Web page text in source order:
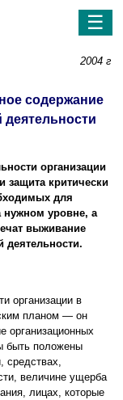
☰
2004 г
содержание
организации
защита критически
для
нужном уровне, а
выживание
деятельности.
организации в
планом — он
организационных
быть положены
средствах,
величине ущерба
лицах, которые